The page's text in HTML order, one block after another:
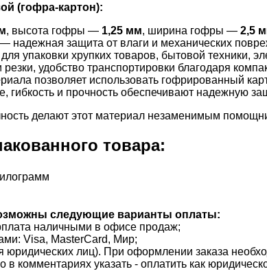
(гофра-картон):
, высота гофры — 1,25 мм, ширина гофры — 2,5
— надежная защита от влаги и механических
упаковки хрупких товаров, бытовой техники,
удобство транспортировки благодаря
позволяет использовать гофрированный
гибкость и прочность обеспечивают надежную
делают этот материал незаменимым
товара:
следующие варианты оплаты:
наличными в офисе продаж;
Visa, MasterCard, Мир;
юридических лиц). При оформлении заказа
в комментариях указать - оплатить как